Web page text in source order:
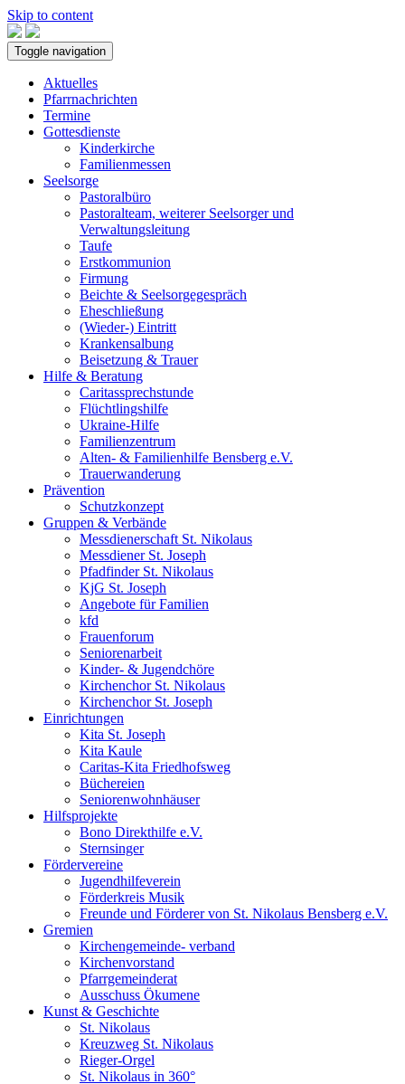
Skip to content
Toggle navigation
Aktuelles
Pfarrnachrichten
Termine
Gottesdienste
Kinderkirche
Familienmessen
Seelsorge
Pastoralbüro
Pastoralteam, weiterer Seelsorger und
Verwaltungsleitung
Taufe
Erstkommunion
Firmung
Beichte & Seelsorgegespräch
Eheschließung
(Wieder-) Eintritt
Krankensalbung
Beisetzung & Trauer
Hilfe & Beratung
Caritassprechstunde
Flüchtlingshilfe
Ukraine-Hilfe
Familienzentrum
Alten- & Familienhilfe Bensberg e.V.
Trauerwanderung
Prävention
Schutzkonzept
Gruppen & Verbände
Messdienerschaft St. Nikolaus
Messdiener St. Joseph
Pfadfinder St. Nikolaus
KjG St. Joseph
Angebote für Familien
kfd
Frauenforum
Seniorenarbeit
Kinder- & Jugendchöre
Kirchenchor St. Nikolaus
Kirchenchor St. Joseph
Einrichtungen
Kita St. Joseph
Kita Kaule
Caritas-Kita Friedhofsweg
Büchereien
Seniorenwohnhäuser
Hilfsprojekte
Bono Direkthilfe e.V.
Sternsinger
Fördervereine
Jugendhilfeverein
Förderkreis Musik
Freunde und Förderer von St. Nikolaus Bensberg e.V.
Gremien
Kirchengemeinde- verband
Kirchenvorstand
Pfarrgemeinderat
Ausschuss Ökumene
Kunst & Geschichte
St. Nikolaus
Kreuzweg St. Nikolaus
Rieger-Orgel
St. Nikolaus in 360°